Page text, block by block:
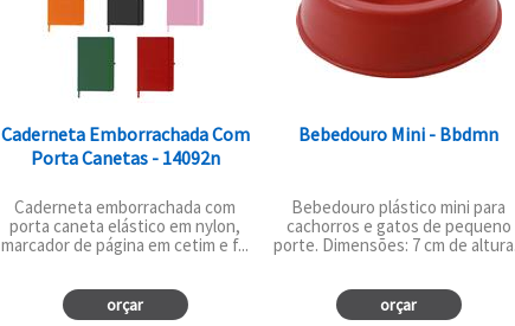
Caderneta Emborrachada Com
Porta Canetas - 14092n
Caderneta emborrachada com
porta caneta elástico em nylon,
marcador de página em cetim e f...
orçar
Bebedouro Mini - Bbdmn
Bebedouro plástico mini para
cachorros e gatos de pequeno
porte. Dimensões: 7 cm de
orçar